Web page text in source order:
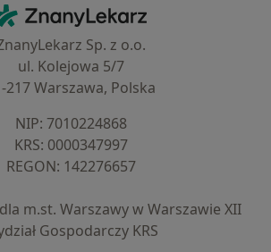
ZnanyLekarz - Strona główna
Sp. z o.o.
ul. Kolejowa 5/7
217 Warszawa, Polska
NIP: ⁠7010224868
KRS: ⁠0000347997
REGON: ⁠142276657
m.st. Warszawy w Warszawie XII
Gospodarczy KRS